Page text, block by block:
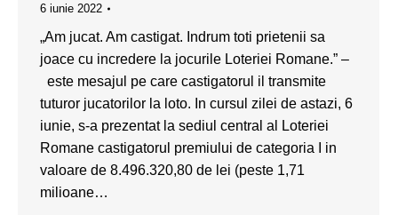
6 iunie 2022
„Am jucat. Am castigat. Indrum toti prietenii sa
joace cu incredere la jocurile Loteriei Romane.” –
este mesajul pe care castigatorul il transmite
tuturor jucatorilor la loto. In cursul zilei de astazi, 6
iunie, s-a prezentat la sediul central al Loteriei
Romane castigatorul premiului de categoria I in
valoare de 8.496.320,80 de lei (peste 1,71
milioane…